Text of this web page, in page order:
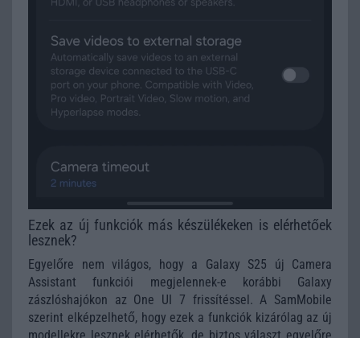
Ezek az új funkciók más készülékeken is elérhetőek
lesznek?
Egyelőre nem világos, hogy a Galaxy S25 új Camera
Assistant funkciói megjelennek-e korábbi Galaxy
zászlóshajókon az One UI 7 frissítéssel. A SamMobile
szerint elképzelhető, hogy ezek a funkciók kizárólag az új